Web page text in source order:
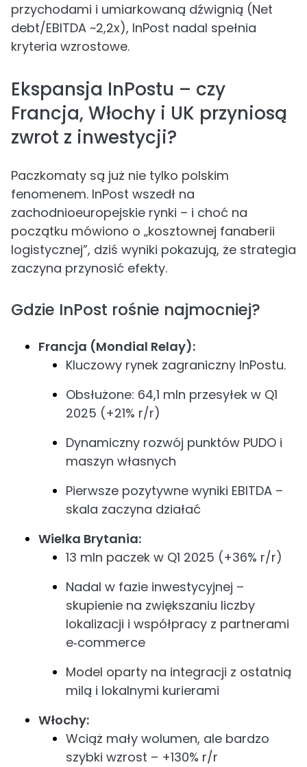
przychodami i umiarkowaną dźwignią (Net
debt/EBITDA ~2,2x), InPost nadal spełnia
kryteria wzrostowe.
Ekspansja InPostu – czy
Francja, Włochy i UK przyniosą
zwrot z inwestycji?
Paczkomaty są już nie tylko polskim
fenomenem. InPost wszedł na
zachodnioeuropejskie rynki – i choć na
początku mówiono o „kosztownej fanaberii
logistycznej”, dziś wyniki pokazują, że strategia
zaczyna przynosić efekty.
Gdzie InPost rośnie najmocniej?
Francja (Mondial Relay):
Kluczowy rynek zagraniczny InPostu.
Obsłużone: 64,1 mln przesyłek w Q1
2025 (+21% r/r)
Dynamiczny rozwój punktów PUDO i
maszyn własnych
Pierwsze pozytywne wyniki EBITDA –
skala zaczyna działać
Wielka Brytania:
13 mln paczek w Q1 2025 (+36% r/r)
Nadal w fazie inwestycyjnej –
skupienie na zwiększaniu liczby
lokalizacji i współpracy z partnerami
e‑commerce
Model oparty na integracji z ostatnią
milą i lokalnymi kurierami
Włochy:
Wciąż mały wolumen, ale bardzo
szybki wzrost – +130% r/r